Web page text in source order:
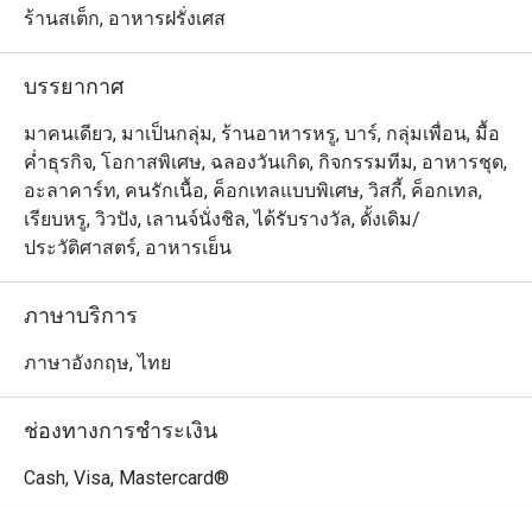
ร้านสเต็ก, อาหารฝรั่งเศส
บรรยากาศ
มาคนเดียว, มาเป็นกลุ่ม, ร้านอาหารหรู, บาร์, กลุ่มเพื่อน, มื้อ
ค่ำธุรกิจ, โอกาสพิเศษ, ฉลองวันเกิด, กิจกรรมทีม, อาหารชุด,
อะลาคาร์ท, คนรักเนื้อ, ค็อกเทลแบบพิเศษ, วิสกี้, ค็อกเทล,
เรียบหรู, วิวปัง, เลานจ์นั่งชิล, ได้รับรางวัล, ดั้งเดิม/
ประวัติศาสตร์, อาหารเย็น
ภาษาบริการ
ภาษาอังกฤษ, ไทย
ช่องทางการชำระเงิน
Cash, Visa, Mastercard®